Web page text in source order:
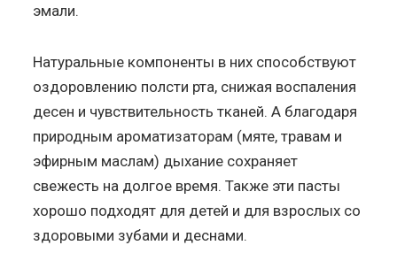
эмали.
Натуральные компоненты в них способствуют
оздоровлению полсти рта, снижая воспаления
десен и чувствительность тканей. А благодаря
природным ароматизаторам (мяте, травам и
эфирным маслам) дыхание сохраняет
свежесть на долгое время. Также эти пасты
хорошо подходят для детей и для взрослых со
здоровыми зубами и деснами.